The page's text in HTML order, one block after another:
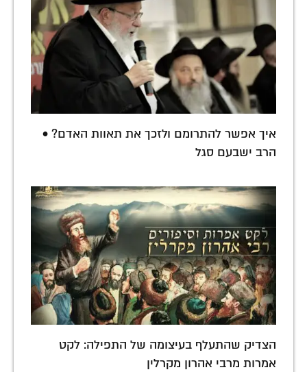
איך אפשר להתרומם ולזכך את תאוות האדם? •
הרב ישבעם סגל
הצדיק שהתעלף בעיצומה של התפילה: לקט
אמרות מרבי אהרון מקרלין